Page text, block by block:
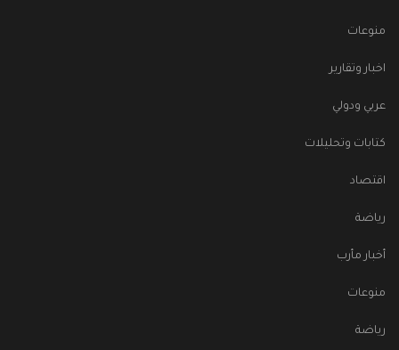
منوعات
اخبار وتقارير
عربي ودولي
كتابات وتحليلات
اقتصاد
رياضة
أخبار مأرب
منوعات
رياضة